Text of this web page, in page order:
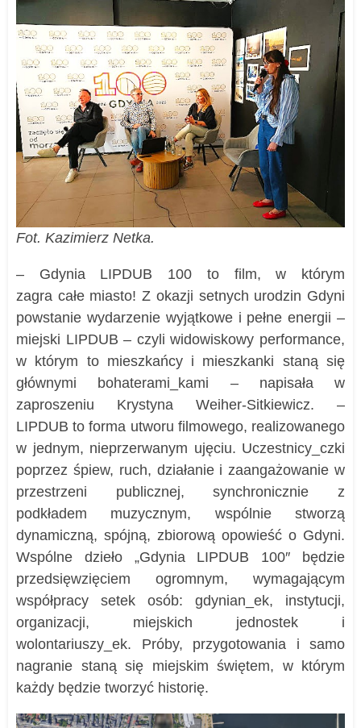
Fot. Kazimierz Netka.
– Gdynia LIPDUB 100 to film, w którym
zagra całe miasto! Z okazji setnych urodzin Gdyni
powstanie wydarzenie wyjątkowe i pełne energii –
miejski LIPDUB – czyli widowiskowy performance,
w którym to mieszkańcy i mieszkanki staną się
głównymi bohaterami_kami – napisała w
zaproszeniu Krystyna Weiher-Sitkiewicz. –
LIPDUB to forma utworu filmowego, realizowanego
w jednym, nieprzerwanym ujęciu. Uczestnicy_czki
poprzez śpiew, ruch, działanie i zaangażowanie w
przestrzeni publicznej, synchronicznie z
podkładem muzycznym, wspólnie stworzą
dynamiczną, spójną, zbiorową opowieść o Gdyni.
Wspólne dzieło „Gdynia LIPDUB 100″ będzie
przedsięwzięciem ogromnym, wymagającym
współpracy setek osób: gdynian_ek, instytucji,
organizacji, miejskich jednostek i
wolontariuszy_ek. Próby, przygotowania i samo
nagranie staną się miejskim świętem, w którym
każdy będzie tworzyć historię.